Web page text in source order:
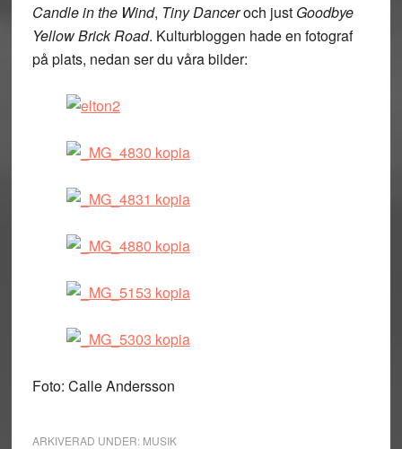
Candle in the Wind, Tiny Danceroch just Goodbye
Yellow Brick Road. Kulturbloggen hade en fotograf
på plats, nedan ser du våra bilder:
Foto: Calle Andersson
ARKIVERAD UNDER: MUSIK